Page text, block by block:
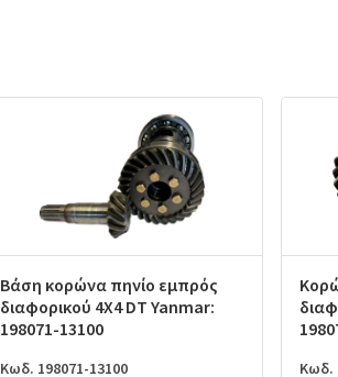
Βάση κορώνα πηνίο εμπρός
διαφορικού 4X4 DT Yanmar:
198071-13100
Κωδ. 198071-13100 Κωδ.